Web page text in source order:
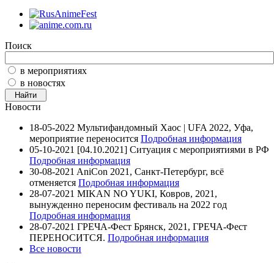
Поиск
в мероприятиях
в новостях
Новости
18-05-2022 Мультифандомный Хаос | UFA 2022, Уфа,
мероприятие переносится Подробная информация
05-10-2021 [04.10.2021] Ситуация с мероприятиями в РФ
Подробная информация
30-08-2021 AniCon 2021, Санкт-Петербург, всё
отменяется Подробная информация
28-07-2021 MIKAN NO YUKI, Ковров, 2021,
вынужденно переносим фестиваль на 2022 год
Подробная информация
28-07-2021 ГРЕЧА-Фест Брянск, 2021, ГРЕЧА-Фест
ПЕРЕНОСИТСЯ. Подробная информация
Все новости